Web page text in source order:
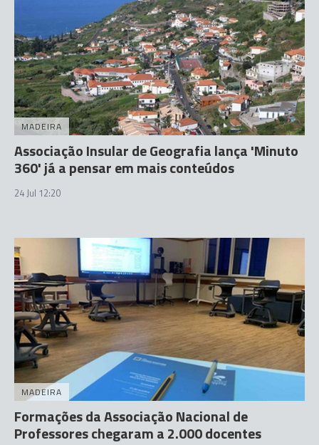
MADEIRA
Associação Insular de Geografia lança 'Minuto
360' já a pensar em mais conteúdos
24 Jul 12:20
MADEIRA
Formações da Associação Nacional de
Professores chegaram a 2.000 docentes